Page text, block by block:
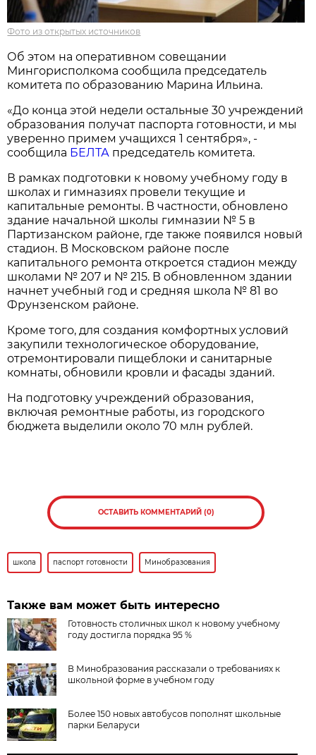
Фото из открытых источников
Об этом на оперативном совещании
Мингорисполкома сообщила председатель
комитета по образованию Марина Ильина.
«До конца этой недели остальные 30 учреждений
образования получат паспорта готовности, и мы
уверенно примем учащихся 1 сентября», -
сообщила БЕЛТА председатель комитета.
В рамках подготовки к новому учебному году в
школах и гимназиях провели текущие и
капитальные ремонты. В частности, обновлено
здание начальной школы гимназии № 5 в
Партизанском районе, где также появился новый
стадион. В Московском районе после
капитального ремонта откроется стадион между
школами № 207 и № 215. В обновленном здании
начнет учебный год и средняя школа № 81 во
Фрунзенском районе.
Кроме того, для создания комфортных условий
закупили технологическое оборудование,
отремонтировали пищеблоки и санитарные
комнаты, обновили кровли и фасады зданий.
На подготовку учреждений образования,
включая ремонтные работы, из городского
бюджета выделили около 70 млн рублей.
ОСТАВИТЬ КОММЕНТАРИЙ (0)
школа паспорт готовности Минобразования
Также вам может быть интересно
Готовность столичных школ к новому учебному
году достигла порядка 95 %
В Минобразования рассказали о требованиях к
школьной форме в учебном году
Более 150 новых автобусов пополнят школьные
парки Беларуси